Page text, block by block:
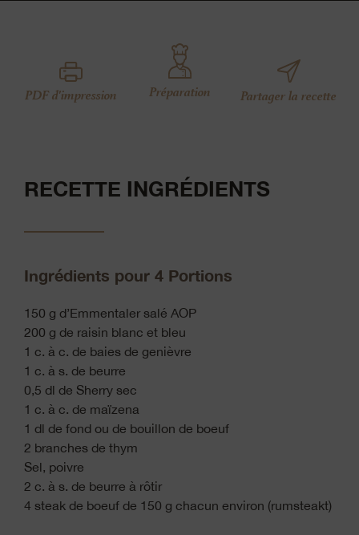
PDF d'impression Préparation Partager la recette
RECETTE INGRÉDIENTS
Ingrédients pour 4 Portions
150 g d’Emmentaler salé AOP
200 g de raisin blanc et bleu
1 c. à c. de baies de genièvre
1 c. à s. de beurre
0,5 dl de Sherry sec
1 c. à c. de maïzena
1 dl de fond ou de bouillon de boeuf
2 branches de thym
Sel, poivre
2 c. à s. de beurre à rôtir
4 steak de boeuf de 150 g chacun environ (rumsteakt)